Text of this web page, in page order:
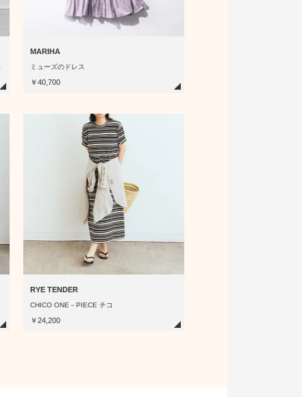
ス
MARIHA
ミューズのドレス
￥40,700
RYE TENDER
CHICO ONE－PIECE チコ
￥24,200